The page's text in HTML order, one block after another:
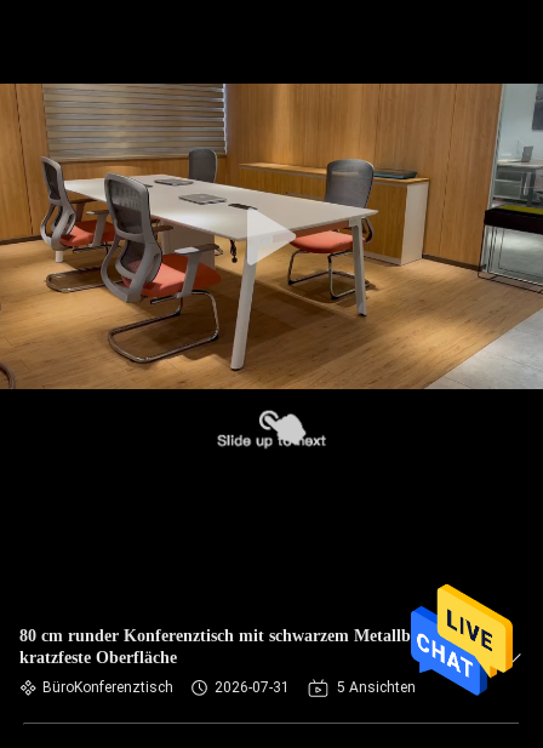
80 cm runder Konferenztisch mit schwarzem Metallbein und
kratzfeste Oberfläche
BüroKonferenztisch 2026-07-31 5 Ansichten